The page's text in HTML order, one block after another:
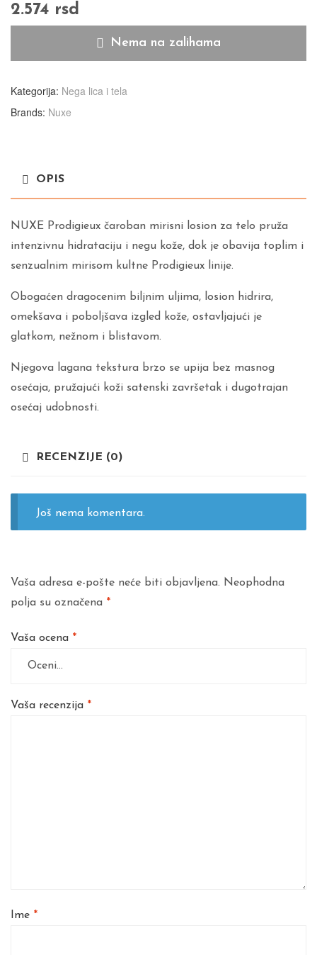
2.574 rsd
Nema na zalihama
Kategorija: Nega lica i tela
Brands: Nuxe
OPIS
NUXE Prodigieux čaroban mirisni losion za telo pruža
intenzivnu hidrataciju i negu kože, dok je obavija toplim i
senzualnim mirisom kultne Prodigieux linije.
Obogaćen dragocenim biljnim uljima, losion hidrira,
omekšava i poboljšava izgled kože, ostavljajući je
glatkom, nežnom i blistavom.
Njegova lagana tekstura brzo se upija bez masnog
osećaja, pružajući koži satenski završetak i dugotrajan
osećaj udobnosti.
RECENZIJE (0)
Još nema komentara.
Vaša adresa e-pošte neće biti objavljena. Neophodna
polja su označena *
Vaša ocena *
Vaša recenzija *
Ime *